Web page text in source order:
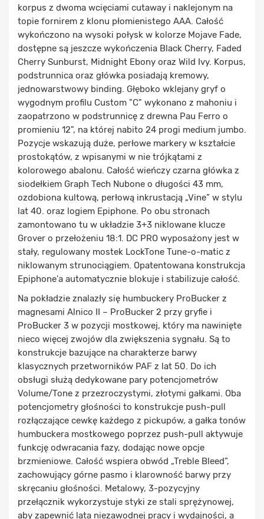
korpus z dwoma wcięciami cutaway i naklejonym na
topie fornirem z klonu płomienistego AAA. Całość
wykończono na wysoki połysk w kolorze Mojave Fade,
dostępne są jeszcze wykończenia Black Cherry, Faded
Cherry Sunburst, Midnight Ebony oraz Wild Ivy. Korpus,
podstrunnica oraz główka posiadają kremowy,
jednowarstwowy binding. Głęboko wklejany gryf o
wygodnym profilu Custom "C" wykonano z mahoniu i
zaopatrzono w podstrunnicę z drewna Pau Ferro o
promieniu 12", na której nabito 24 progi medium jumbo.
Pozycje wskazują duże, perłowe markery w kształcie
prostokątów, z wpisanymi w nie trójkątami z
kolorowego abalonu. Całość wieńczy czarna główka z
siodełkiem Graph Tech Nubone o długości 43 mm,
ozdobiona kultową, perłową inkrustacją „Vine” w stylu
lat 40. oraz logiem Epiphone. Po obu stronach
zamontowano tu w układzie 3+3 niklowane klucze
Grover o przełożeniu 18:1. DC PRO wyposażony jest w
stały, regulowany mostek LockTone Tune-o-matic z
niklowanym strunociągiem. Opatentowana konstrukcja
Epiphone'a automatycznie blokuje i stabilizuje całość.
Na pokładzie znalazły się humbuckery ProBucker z
magnesami Alnico II – ProBucker 2 przy gryfie i
ProBucker 3 w pozycji mostkowej, który ma nawinięte
nieco więcej zwojów dla zwiększenia sygnału. Są to
konstrukcje bazujące na charakterze barwy
klasycznych przetworników PAF z lat 50. Do ich
obsługi służą dedykowane pary potencjometrów
Volume/Tone z przezroczystymi, złotymi gałkami. Oba
potencjometry głośności to konstrukcje push-pull
rozłączające cewkę każdego z pickupów, a gałka tonów
humbuckera mostkowego poprzez push-pull aktywuje
funkcję odwracania fazy, dodając nowe opcje
brzmieniowe. Całość wspiera obwód „Treble Bleed”,
zachowujący górne pasmo i klarowność barwy przy
skręcaniu głośności. Metalowy, 3-pozycyjny
przełącznik wykorzystuje styki ze stali sprężynowej,
aby zapewnić lata niezawodnej pracy i wydajności, a